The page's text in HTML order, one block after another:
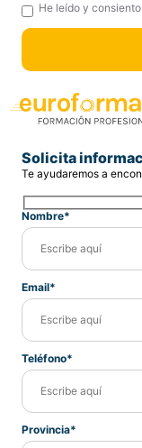
He leído y consiento
Solicita
Te ayudaremos a
Nombre*
Email*
Teléfono*
Provincia*